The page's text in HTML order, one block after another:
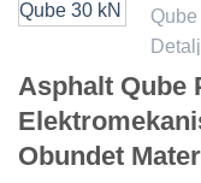
Asphalt Qube
Obundet